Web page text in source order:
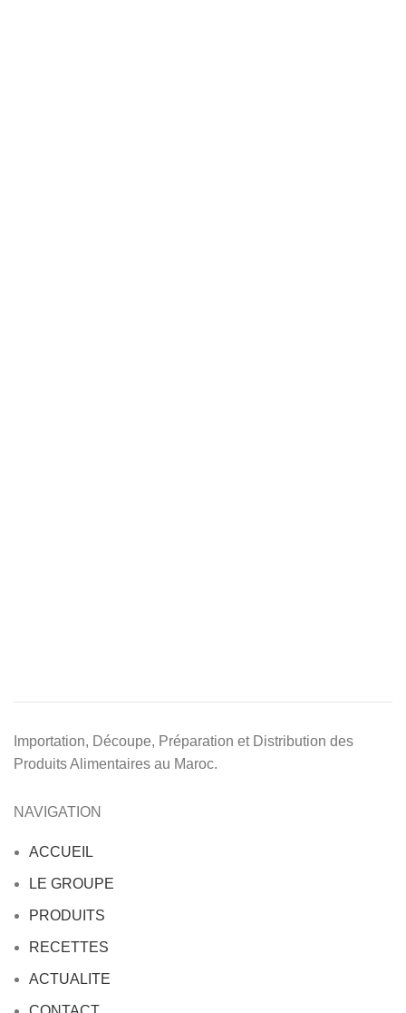
Importation, Découpe, Préparation et Distribution des
Produits Alimentaires au Maroc.
NAVIGATION
ACCUEIL
LE GROUPE
PRODUITS
RECETTES
ACTUALITE